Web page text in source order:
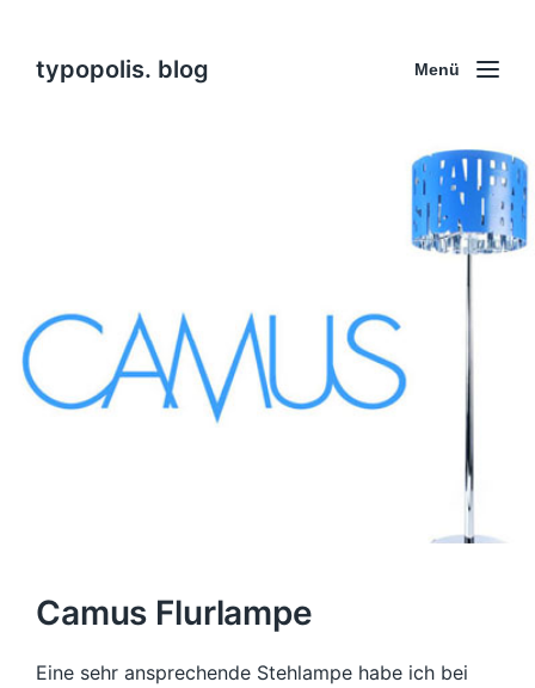
typopolis. blog Menü
Camus Flurlampe
Eine sehr ansprechende Stehlampe habe ich bei